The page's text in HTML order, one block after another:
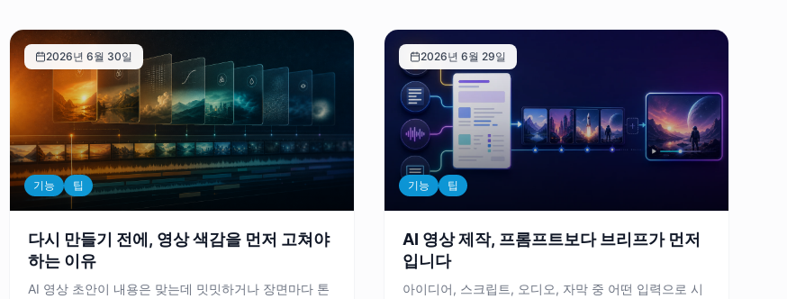
2026년 6월 30일
기능 팁
다시 만들기 전에, 영상 색감을 먼저 고쳐야
하는 이유
AI 영상 초안이 내용은 맞는데 밋밋하거나 장면마다 톤
2026년 6월 29일
기능 팁
AI 영상 제작, 프롬프트보다 브리프가 먼저
입니다
아이디어, 스크립트, 오디오, 자막 중 어떤 입력으로 시